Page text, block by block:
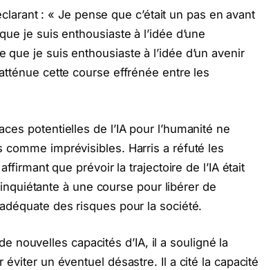
: « Je pense que c’était un pas en avant
je suis enthousiaste à l’idée d’une
je suis enthousiaste à l’idée d’un avenir
cette course effrénée entre les
potentielles de l’IA pour l’humanité ne
imprévisibles. Harris a réfuté les
que prévoir la trajectoire de l’IA était
à une course pour libérer de
des risques pour la société.
nouvelles capacités d’IA, il a souligné la
un éventuel désastre. Il a cité la capacité